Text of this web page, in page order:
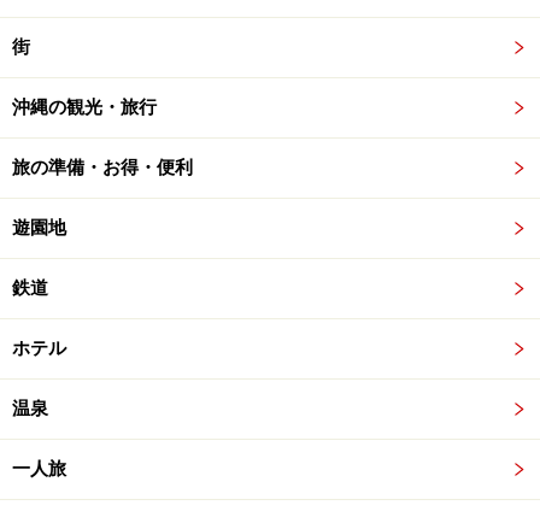
街
沖縄の観光・旅行
旅の準備・お得・便利
遊園地
鉄道
ホテル
温泉
一人旅